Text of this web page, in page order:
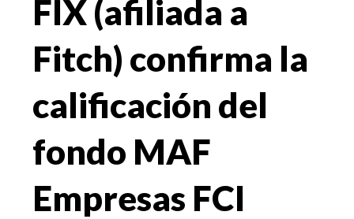
FIX (afiliada a
Fitch) confirma la
calificación del
fondo MAF
Empresas FCI